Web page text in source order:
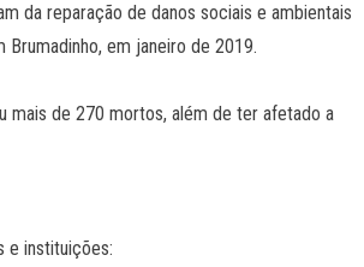
da reparação de danos sociais e ambientais
em janeiro de 2019.
mais de 270 mortos, além de ter afetado a
e instituições: